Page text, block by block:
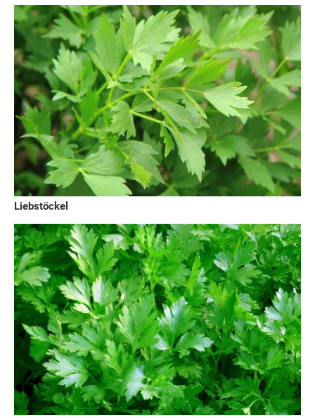
Liebstöckel